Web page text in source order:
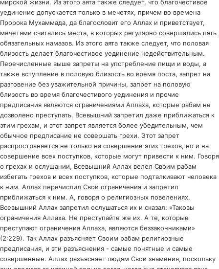
мирской жизни. Из этого аята также следует, что благочестивое
уединение допускается только в мечетях, причем во времена
Пророка Мухаммада, да благословит его Аллах и приветствует,
мечетями считались места, в которых регулярно совершались пять
обязательных намазов. Из этого аята также следует, что половая
близость делает благочестивое уединение недействительным.
Перечисленные выше запреты на употребление пищи и воды, а
также вступление в половую близость во время поста, запрет на
разговение без уважительной причины, запрет на половую
близость во время благочестивого уединения и прочие
предписания являются ограничениями Аллаха, которые рабам не
дозволено преступать. Всевышний запретил даже приближаться к
этим грехам, и этот запрет является более убедительным, чем
обычное предписание не совершать грехи. Этот запрет
распространяется не только на совершение этих грехов, но и на
совершение всех поступков, которые могут привести к ним. Говоря
о грехах и ослушании, Всевышний Аллах велел Своим рабам
избегать грехов и всех поступков, которые подталкивают человека
к ним. Аллах перечислил Свои ограничения и запретил
приближаться к ним. А, говоря о религиозных повелениях,
Всевышний Аллах запретил ослушаться их и сказал: «Таковы
ограничения Аллаха. Не преступайте же их. А те, которые
преступают ограничения Аллаха, являются беззаконниками»
(2:229). Так Аллах разъясняет Своим рабам религиозные
предписания, и эти разъяснения - самые понятные и самые
совершенные. Аллах разъясняет людям Свои знамения, поскольку